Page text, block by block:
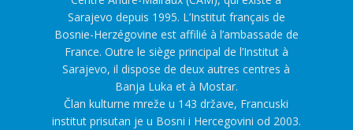
Sarajevo depuis 1995. L’Institut français de
Bosnie-Herzégovine est affilié à l’ambassade de
France. Outre le siège principal de l’Institut à
Sarajevo, il dispose de deux autres centres à
Banja Luka et à Mostar.
Član kulturne mreže u 143 države, Francuski
institut prisutan je u Bosni i Hercegovini od 2003.